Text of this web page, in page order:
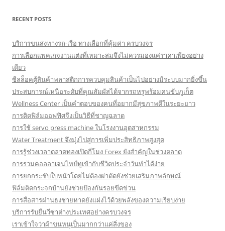
RECENT POSTS
บริการขนส่งทางรถ-เรือ ทางเลือกที่คุ้มค่า ครบวงจร
การเลือกแพคเกจงานแต่งที่เหมาะสมจึงไม่ควรมองแค่ราคาเพียงอย่าง
เดียว
ซีลล็อคตู้สินค้าพลาสติกการควบคุมสินค้าเป็นไปอย่างมีระบบมากยิ่งขึ้น
ประสบการณ์เหนือระดับที่คุณสัมผัสได้จากรถหรูพร้อมคนขับภูเก็ต
Wellness Center เป็นคำตอบของคนที่อยากมีสุขภาพดีในระยะยาว
การติดฟิล์มออฟฟิศจึงเป็นวิธีที่ชาญฉลาด
การใช้ servo press machine ในโรงงานอุตสาหกรรม
Water Treatment จึงมุ่งไปสู่การเพิ่มประสิทธิภาพสูงสุด
การรู้ช่วงเวลาตลาดทองเปิดกี่โมง Forex ยังสำคัญในช่วงตลาด
การรวมคอลลาเจนไทป์ทูเข้ากับชีวิตประจำวันทำได้ง่าย
การยกกระชับใบหน้าโดยไม่ต้องผ่าตัดยังช่วยเสริมภาพลักษณ์
ฟิล์มติดกระจกบ้านยังช่วยป้องกันรอยขีดข่วน
การสื่อสารผ่านธงชายหาดยังแฝงไว้ด้วยพลังของความเรียบง่าย
บริการรับยื่นวีซ่าต่างประเทศอย่างครบวงจร
เราเข้าใจว่าผ้าขนหนูเป็นมากกว่าแค่สิ่งของ